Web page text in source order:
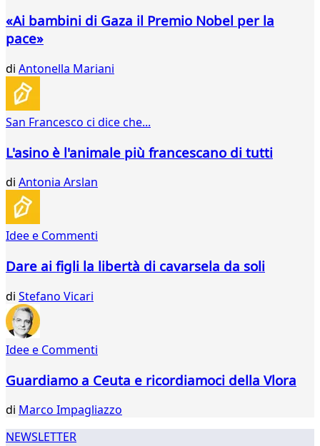
«Ai bambini di Gaza il Premio Nobel per la
pace»
di Antonella Mariani
San Francesco ci dice che...
L'asino è l'animale più francescano di tutti
di Antonia Arslan
Idee e Commenti
Dare ai figli la libertà di cavarsela da soli
di Stefano Vicari
Idee e Commenti
Guardiamo a Ceuta e ricordiamoci della Vlora
di Marco Impagliazzo
NEWSLETTER